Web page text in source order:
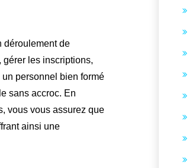
déroulement de
gérer les inscriptions,
personnel bien formé
sans accroc. En
vous vous assurez que
ainsi une